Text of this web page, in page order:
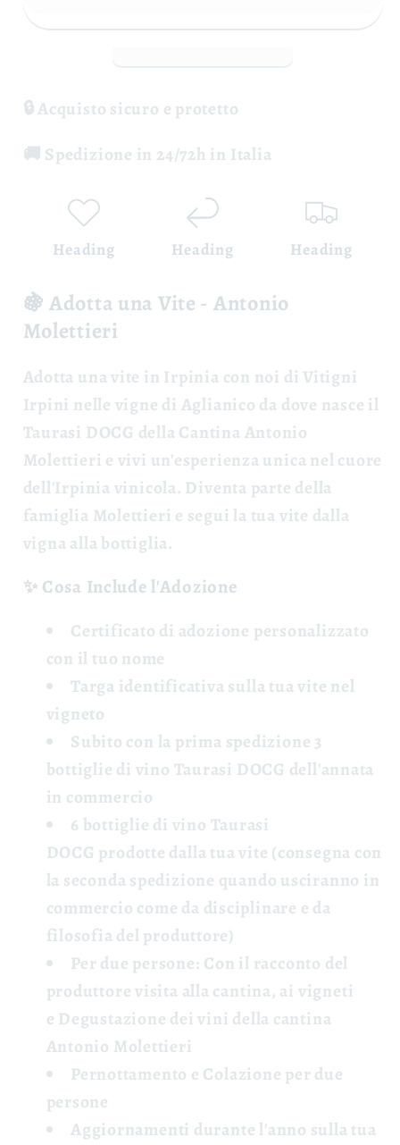
🔒 Acquisto sicuro e protetto
🚚 Spedizione in 24/72h in Italia
Heading Heading Heading
🍇 Adotta una Vite - Antonio
Molettieri
Adotta una vite in Irpinia con noi di Vitigni
Irpini nelle vigne di Aglianico da dove nasce il
Taurasi DOCG della Cantina Antonio
Molettieri e vivi un'esperienza unica nel cuore
dell'Irpinia vinicola. Diventa parte della
famiglia Molettieri e segui la tua vite dalla
vigna alla bottiglia.
✨ Cosa Include l'Adozione
Certificato di adozione personalizzato
con il tuo nome
Targa identificativasulla tua vite nel
vigneto
Subito con la prima spedizione 3
bottiglie di vino Taurasi DOCG dell'annata
in commercio
6 bottiglie di vino Taurasi
DOCG prodotte dalla tua vite (consegna con
la seconda spedizione quando usciranno in
commercio come da disciplinare e da
filosofia del produttore)
Per due persone: Con il racconto del
produttorevisita alla cantina, ai vigneti
e Degustazione dei vini della cantina
Antonio Molettieri
Pernottamento e Colazione per due
persone
Aggiornamenti durante l'anno sulla tua